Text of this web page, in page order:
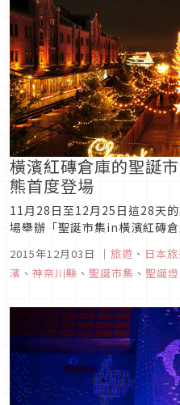
橫濱紅磚倉庫的聖誕
熊首度登場
11月28日至12月25日這28天
場舉辦「聖誕市集in橫濱紅磚
聖誕節到來的期間，享受準備
「聖誕市集in橫濱紅磚倉庫」
2015年12月03日 ｜ 旅遊 、 日本
濱 、 神奈川縣 、 聖誕市集 、 聖誕